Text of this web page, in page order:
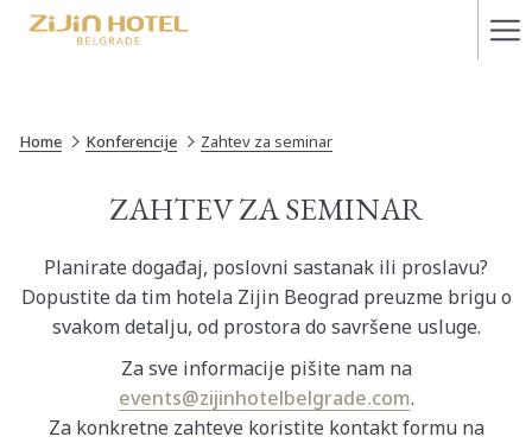
Home Konferencije Zahtev za seminar
ZAHTEV ZA SEMINAR
Planirate događaj, poslovni sastanak ili proslavu?
Dopustite da tim hotela Zijin Beograd preuzme brigu o
svakom detalju, od prostora do savršene usluge.
Za sve informacije pišite nam na
events@zijinhotelbelgrade.com.
Za konkretne zahteve koristite kontakt formu na